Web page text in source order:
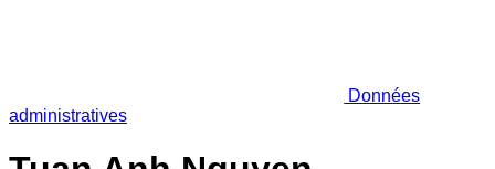
Données
administratives